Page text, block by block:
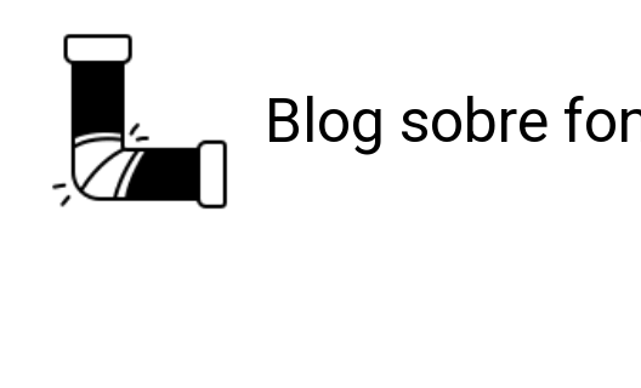
Blog sobre